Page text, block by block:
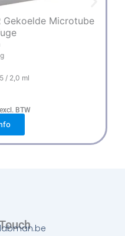
Gekoelde Microtube
/ 2,0 ml
excl. BTW